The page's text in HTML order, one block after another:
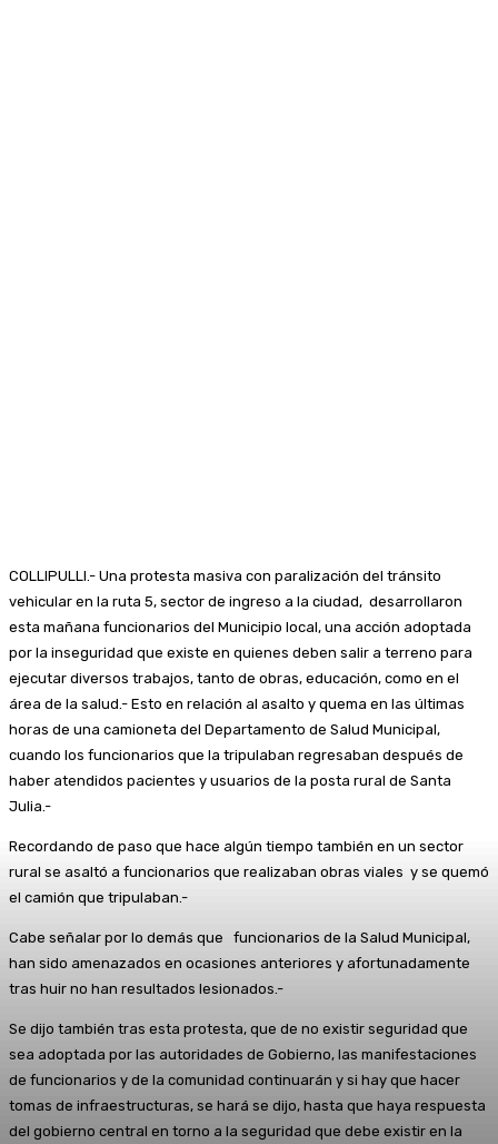
COLLIPULLI.- Una protesta masiva con paralización del tránsito
vehicular en la ruta 5, sector de ingreso a la ciudad, desarrollaron
esta mañana funcionarios del Municipio local, una acción adoptada
por la inseguridad que existe en quienes deben salir a terreno para
ejecutar diversos trabajos, tanto de obras, educación, como en el
área de la salud.- Esto en relación al asalto y quema en las últimas
horas de una camioneta del Departamento de Salud Municipal,
cuando los funcionarios que la tripulaban regresaban después de
haber atendidos pacientes y usuarios de la posta rural de Santa
Julia.-
Recordando de paso que hace algún tiempo también en un sector
rural se asaltó a funcionarios que realizaban obras viales y se quemó
el camión que tripulaban.-
Cabe señalar por lo demás que funcionarios de la Salud Municipal,
han sido amenazados en ocasiones anteriores y afortunadamente
tras huir no han resultados lesionados.-
Se dijo también tras esta protesta, que de no existir seguridad que
sea adoptada por las autoridades de Gobierno, las manifestaciones
de funcionarios y de la comunidad continuarán y si hay que hacer
tomas de infraestructuras, se hará se dijo, hasta que haya respuesta
del gobierno central en torno a la seguridad que debe existir en la